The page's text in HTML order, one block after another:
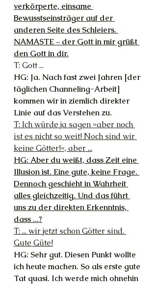
verkörperte, einsame
Bewusstseinsträger auf der
anderen Seite des Schleiers.
NAMASTE – der Gott in mir grüßt
den Gott in dir.
T: Gott ...
HG: Ja. Nach fast zwei Jahren [der
täglichen Channeling-Arbeit]
kommen wir in ziemlich direkter
Linie auf das Verstehen zu.
T: Ich würde ja sagen »aber noch
ist es nicht so weit! Noch sind wir
keine Götter!«, aber ...
HG: Aber du weißt, dass Zeit eine
Illusion ist. Eine gute, keine Frage.
Dennoch geschieht in Wahrheit
alles gleichzeitig. Und das führt
uns zu der direkten Erkenntnis,
dass ...?
T: ... wir jetzt schon Götter sind.
Gute Güte!
HG: Sehr gut. Diesen Punkt wollte
ich heute machen. So als erste gute
Tat quasi. Ich werde mich ohnehin